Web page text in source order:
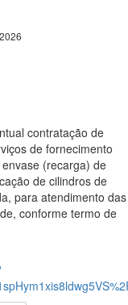
contratação de
de fornecimento
(recarga) de
de cilindros de
para atendimento das
conforme termo de